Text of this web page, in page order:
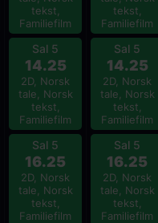
tekst,
Familiefilm
Sal 5
14.25
2D, Norsk
tale, Norsk
tekst,
Familiefilm
Sal 5
16.25
2D, Norsk
tale, Norsk
tekst,
Familiefilm
tekst,
Familiefilm
Sal 5
14.25
2D, Norsk
tale, Norsk
tekst,
Familiefilm
Sal 5
16.25
2D, Norsk
tale, Norsk
tekst,
Familiefilm